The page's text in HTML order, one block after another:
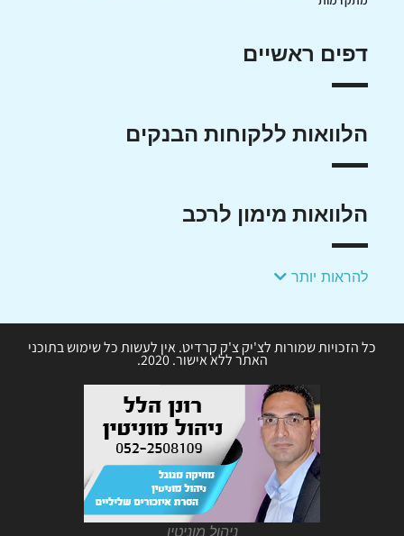
דפים ראשיים
הלוואות ללקוחות הבנקים
הלוואות מימון לרכב
להראות יותר
כל הזכויות שמורות לצ'יק צ'ק קרדיט. אין לעשות כל שימוש בתוכני
האתר ללא אישור. 2020.
ניהול מוניטין